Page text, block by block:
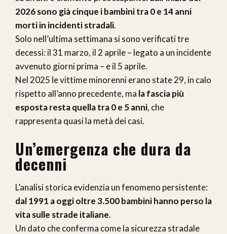
2026 sono già cinque i bambini tra 0 e 14 anni
morti in incidenti stradali.
Solo nell’ultima settimana si sono verificati tre
decessi: il 31 marzo, il 2 aprile – legato a un incidente
avvenuto giorni prima – e il 5 aprile.
Nel 2025 le vittime minorenni erano state 29, in calo
rispetto all’anno precedente, ma la fascia più
esposta resta quella tra 0 e 5 anni, che
rappresenta quasi la metà dei casi.
Un’emergenza che dura da
decenni
L’analisi storica evidenzia un fenomeno persistente:
dal 1991 a oggi oltre 3.500 bambini hanno perso la
vita sulle strade italiane.
Un dato che conferma come la sicurezza stradale